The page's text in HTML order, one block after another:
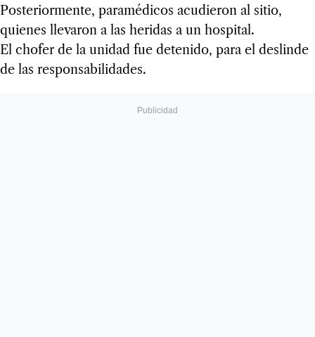
Posteriormente, paramédicos acudieron al sitio,
quienes llevaron a las heridas a un hospital.
El chofer de la unidad fue detenido, para el deslinde
de las responsabilidades.